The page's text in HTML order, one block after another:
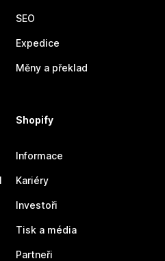
SEO
Expedice
Měny a překlad
Shopify
Informace
Kariéry
Investoři
Tisk a média
Partneři